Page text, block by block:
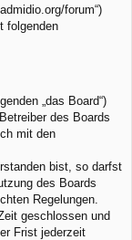
forum“)
folgenden
„das Board“)
des Boards
mit den
bist, so darfst
des Boards
Regelungen.
geschlossen und
Frist jederzeit